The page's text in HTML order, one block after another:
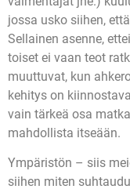
jossa usko siihen,
Sellainen asenne,
toiset ei vaan teot
muuttuvat, kun
kehitys on
vain tärkeä osa
mahdollista itseään.
Ympäristön – siis
siihen miten